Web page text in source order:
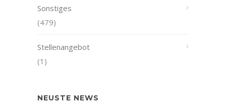
Sonstiges
(479)
Stellenangebot
(1)
NEUSTE NEWS